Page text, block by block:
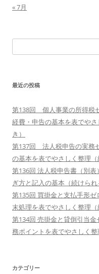
« 7月
索:
最近の投稿
第138回 個人事業の所得税
経費・申告の基本を表でや
き）
第137回 法人税申告の実務
の基本を表でやさしく整理
第136回 法人税申告書（別
ぎ方と記入の基本（続けられ
第135回 買掛金と支払手形
末処理を表でやさしく整理（
第134回 売掛金と貸倒引当
務ポイントを表でやさしく
カテゴリー